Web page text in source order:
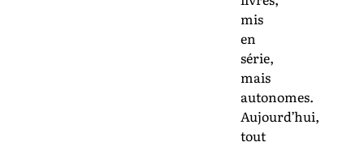
mis
en
série,
mais
autonomes.
Aujourd’hui,
tout